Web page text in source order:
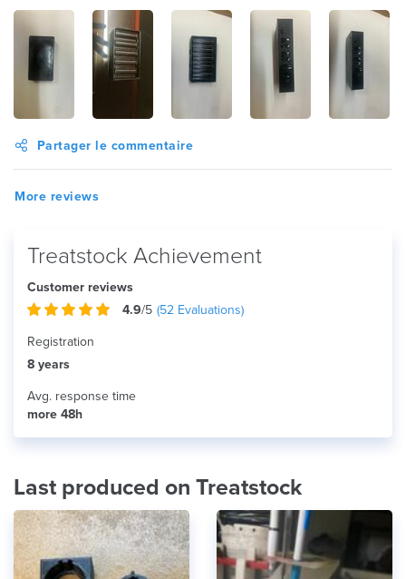
Partager le commentaire
More reviews
Treatstock Achievement
Customer reviews
4.9/5 (52 Evaluations)
Registration
8 years
Avg. response time
more 48h
Last produced on Treatstock